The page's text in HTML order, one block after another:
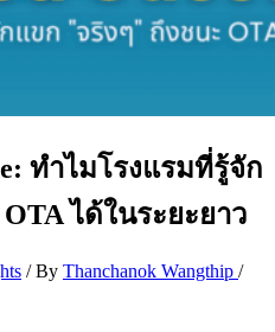
ทำไมโรงแรมที่รู้จัก
ได้ในระยะยาว
/ By Thanchanok Wangthip /